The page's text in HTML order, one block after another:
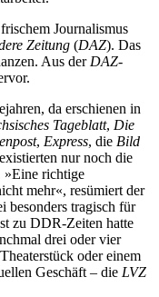
Journalismus
Zeitung (DAZ). Das
Aus der DAZ-
da erschienen in
Tageblatt, Die
, Express, die Bild
nur noch die
richtige
mehr«, resümiert der
besonders tragisch für
zu DDR-Zeiten hatte
drei oder vier
oder einem
Geschäft – die LVZ